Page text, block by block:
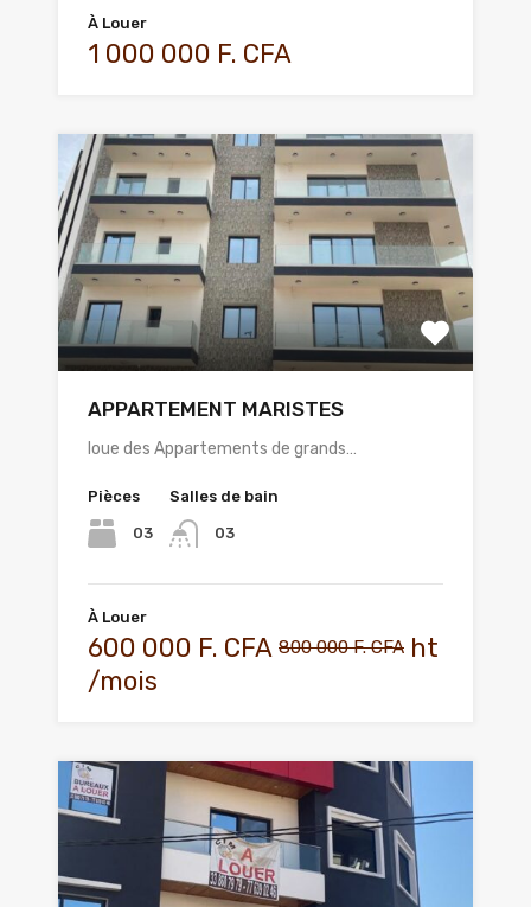
À Louer
1 000 000 F. CFA
APPARTEMENT MARISTES
loue des Appartements de grands…
Pièces
03
Salles de bain
03
À Louer
600 000 F. CFA 800 000 F. CFA ht
/mois